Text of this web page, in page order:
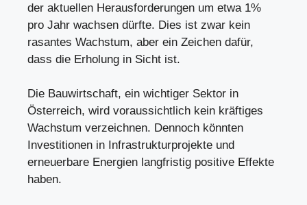
der aktuellen Herausforderungen um etwa 1%
pro Jahr wachsen dürfte. Dies ist zwar kein
rasantes Wachstum, aber ein Zeichen dafür,
dass die Erholung in Sicht ist.
Die Bauwirtschaft, ein wichtiger Sektor in
Österreich, wird voraussichtlich kein kräftiges
Wachstum verzeichnen. Dennoch könnten
Investitionen in Infrastrukturprojekte und
erneuerbare Energien langfristig positive Effekte
haben.